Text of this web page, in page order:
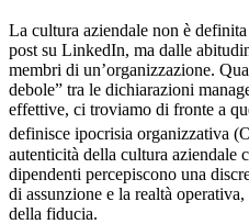
La cultura aziendale non è
post su LinkedIn, ma dalle
membri di un’organizzazione.
debole” tra le dichiarazioni
effettive, ci troviamo di fronte a
definisce ipocrisia organizzativa
autenticità della cultura aziendale
dipendenti percepiscono una
di assunzione e la realtà
della fiducia.